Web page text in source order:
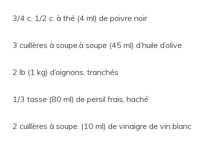
3/4 c. 1/2 c. à thé (4 ml) de poivre noir
3 cuillères à soupe.à soupe (45 ml) d’huile d’olive
2 lb (1 kg) d’oignons, tranchés
1/3 tasse (80 ml) de persil frais, haché
2 cuillères à soupe. (10 ml) de vinaigre de vin blanc